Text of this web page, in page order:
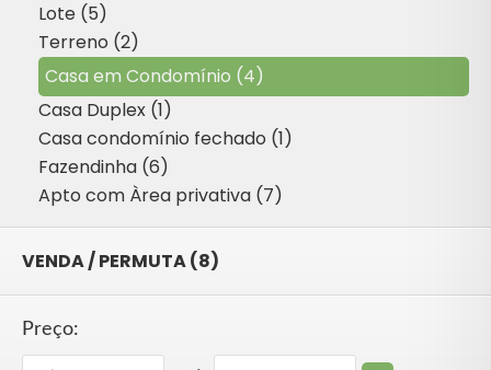
Lote (5)
Terreno (2)
Casa em Condomínio (4)
Casa Duplex (1)
Casa condomínio fechado (1)
Fazendinha (6)
Apto com Àrea privativa (7)
VENDA / PERMUTA (8)
Preço: